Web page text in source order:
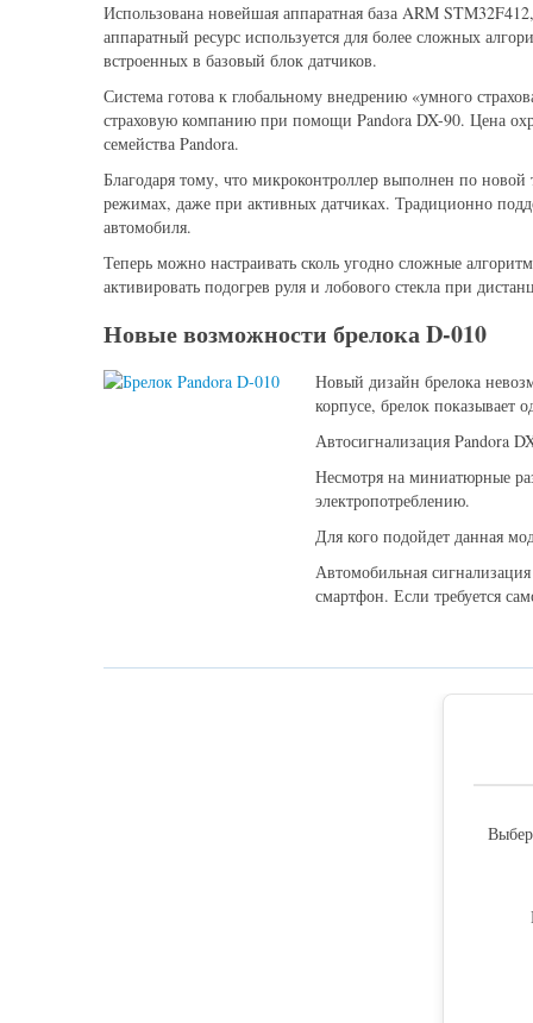
Использована новейшая аппаратная база ARM
аппаратный ресурс используется для более сложных
встроенных в базовый блок датчиков.
Система готова к глобальному внедрению «умного
страховую компанию при помощи Pandora DX-90. Цена
семейства Pandora.
Благодаря тому, что микроконтроллер выполнен по
режимах, даже при активных датчиках. Традиционно
автомобиля.
Теперь можно настраивать сколь угодно сложные
активировать подогрев руля и лобового стекла при
Новые возможности брелока D-010
Новый дизайн брелока
корпусе, брелок показывает
Автосигнализация Pandora
Несмотря на миниатюрные
электропотреблению.
Для кого подойдет данная
Автомобильная
смартфон. Если требуется